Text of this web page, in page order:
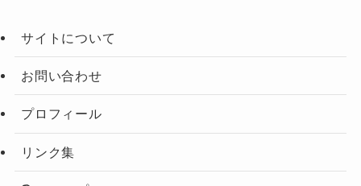
サイトについて
お問い合わせ
プロフィール
リンク集